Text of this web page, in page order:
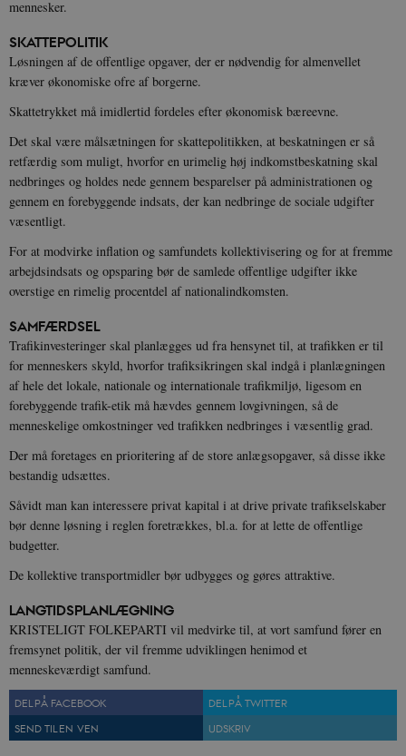
mennesker.
SKATTEPOLITIK
Løsningen af de offentlige opgaver, der er nødvendig for almenvellet
kræver økonomiske ofre af borgerne.
Skattetrykket må imidlertid fordeles efter økonomisk bæreevne.
Det skal være målsætningen for skattepolitikken, at beskatningen er så
retfærdig som muligt, hvorfor en urimelig høj indkomstbeskatning skal
nedbringes og holdes nede gennem besparelser på administrationen og
gennem en forebyggende indsats, der kan nedbringe de sociale udgifter
væsentligt.
For at modvirke inflation og samfundets kollektivisering og for at fremme
arbejdsindsats og opsparing bør de samlede offentlige udgifter ikke
overstige en rimelig procentdel af nationalindkomsten.
SAMFÆRDSEL
Trafikinvesteringer skal planlægges ud fra hensynet til, at trafikken er til
for menneskers skyld, hvorfor trafiksikringen skal indgå i planlægningen
af hele det lokale, nationale og internationale trafikmiljø, ligesom en
forebyggende trafik-etik må hævdes gennem lovgivningen, så de
menneskelige omkostninger ved trafikken nedbringes i væsentlig grad.
Der må foretages en prioritering af de store anlægsopgaver, så disse ikke
bestandig udsættes.
Såvidt man kan interessere privat kapital i at drive private trafikselskaber
bør denne løsning i reglen foretrækkes, bl.a. for at lette de offentlige
budgetter.
De kollektive transportmidler bør udbygges og gøres attraktive.
LANGTIDSPLANLÆGNING
KRISTELIGT FOLKEPARTI vil medvirke til, at vort samfund fører en
fremsynet politik, der vil fremme udviklingen henimod et
menneskeværdigt samfund.
DEL PÅ FACEBOOK
DEL PÅ TWITTER
SEND TIL EN VEN
UDSKRIV